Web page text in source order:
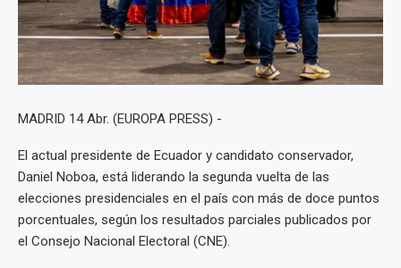
MADRID 14 Abr. (EUROPA PRESS) -
El actual presidente de Ecuador y candidato conservador,
Daniel Noboa, está liderando la segunda vuelta de las
elecciones presidenciales en el país con más de doce puntos
porcentuales, según los resultados parciales publicados por
el Consejo Nacional Electoral (CNE).